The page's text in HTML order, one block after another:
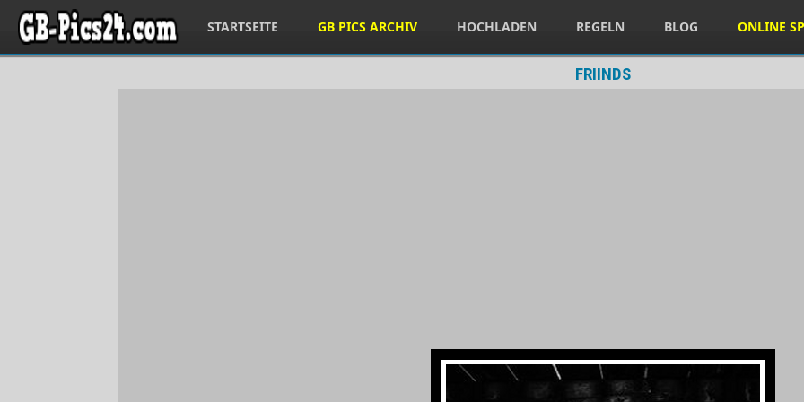
STARTSEITE GB PICS ARCHIV HOCHLADEN REGELN BLOG ONLINE
FRIINDS